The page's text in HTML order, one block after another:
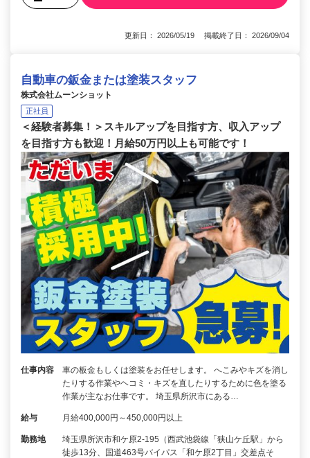
更新日： 2026/05/19 掲載終了日： 2026/09/04
自動車の鈑金または塗装スタッフ
株式会社ムーンショット
正社員
＜経験者募集！＞スキルアップを目指す方、収入アップ
を目指す方も歓迎！月給50万円以上も可能です！
仕事内容
車の板金もしくは塗装をお任せします。 へこみやキズを消し
たりする作業やヘコミ・キズを直したりするために色を塗る
作業が主なお仕事です。 埼玉県所沢市にある…
給与 月給400,000円～450,000円以上
勤務地
埼玉県所沢市和ケ原2‐195（西武池袋線「狭山ケ丘駅」から
徒歩13分、国道463号バイパス「和ケ原2丁目」交差点そ